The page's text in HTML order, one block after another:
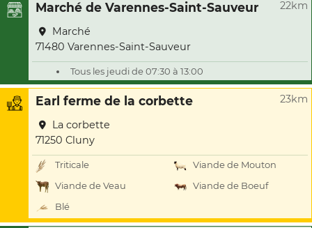
Marché de Varennes-Saint-Sauveur 22km
Marché
71480 Varennes-Saint-Sauveur
Tous les jeudi de 07:30 à 13:00
Earl ferme de la corbette 23km
La corbette
71250 Cluny
Triticale
Viande de Mouton
Viande de Veau
Viande de Boeuf
Blé